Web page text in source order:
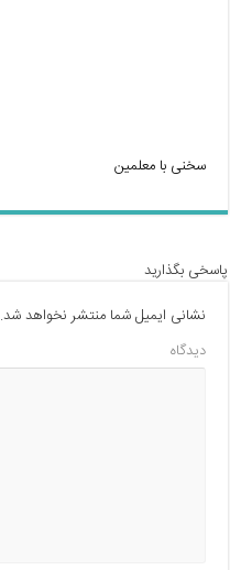
سخنی با معلمین
پاسخی بگذارید
نشانی ایمیل شما منتشر نخواهد شد.
دیدگاه